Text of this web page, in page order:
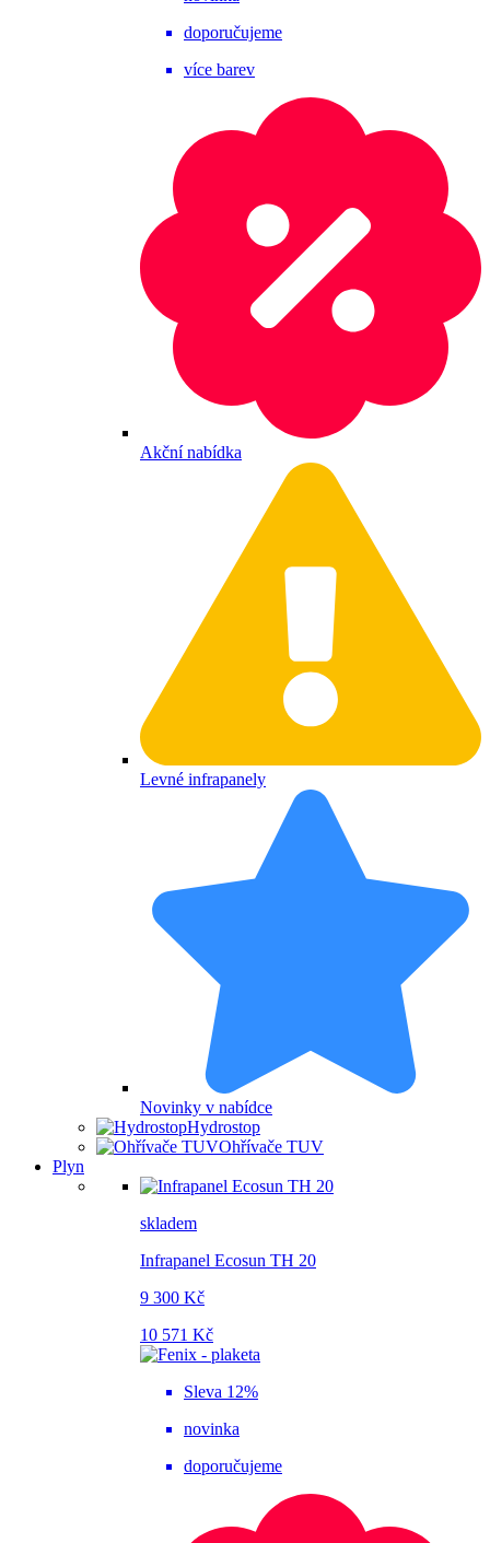
doporučujeme
více barev
Akční nabídka
Levné infrapanely
Novinky v nabídce
Hydrostop
Ohřívače TUV
Plyn
skladem
Infrapanel Ecosun TH 20
9 300 Kč
10 571 Kč
Sleva 12%
novinka
doporučujeme